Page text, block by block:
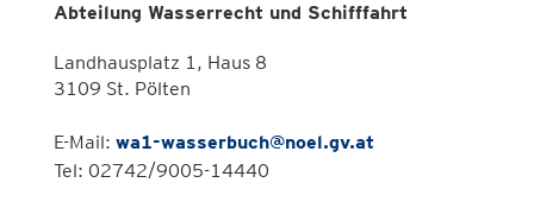
Abteilung Wasserrecht und Schifffahrt
Landhausplatz 1, Haus 8
3109 St. Pölten
E-Mail: wa1-wasserbuch@noel.gv.at
Tel: 02742/9005-14440